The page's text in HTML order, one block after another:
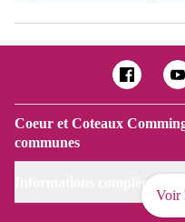
Voir
Coeur et Coteaux
communes
Informations